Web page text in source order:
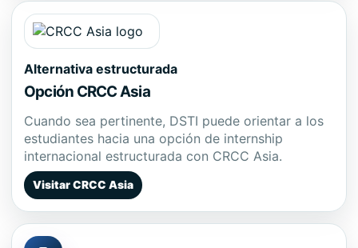
Alternativa estructurada
Opción CRCC Asia
Cuando sea pertinente, DSTI puede orientar a los
estudiantes hacia una opción de internship
internacional estructurada con CRCC Asia.
Visitar CRCC Asia